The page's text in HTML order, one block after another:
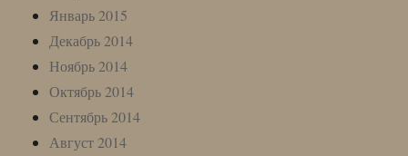
Январь 2015
Декабрь 2014
Ноябрь 2014
Октябрь 2014
Сентябрь 2014
Август 2014